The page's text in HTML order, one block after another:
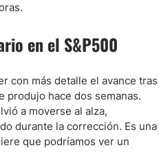
en el S&P500
con más detalle el avance tras
produjo hace dos semanas.
a moverse al alza,
durante la corrección. Es una
que podríamos ver un